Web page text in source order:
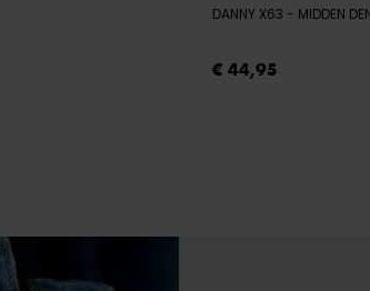
DANNY X63 - MIDDEN
€ 44,95